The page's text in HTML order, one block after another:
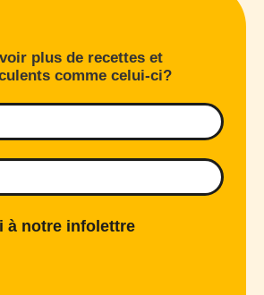
plus de recettes et
comme celui-ci?
à notre infolettre